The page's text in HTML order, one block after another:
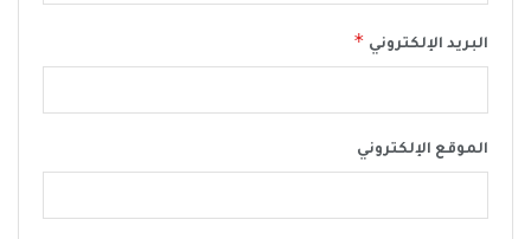
البريد الإلكتروني *
الموقع الإلكتروني